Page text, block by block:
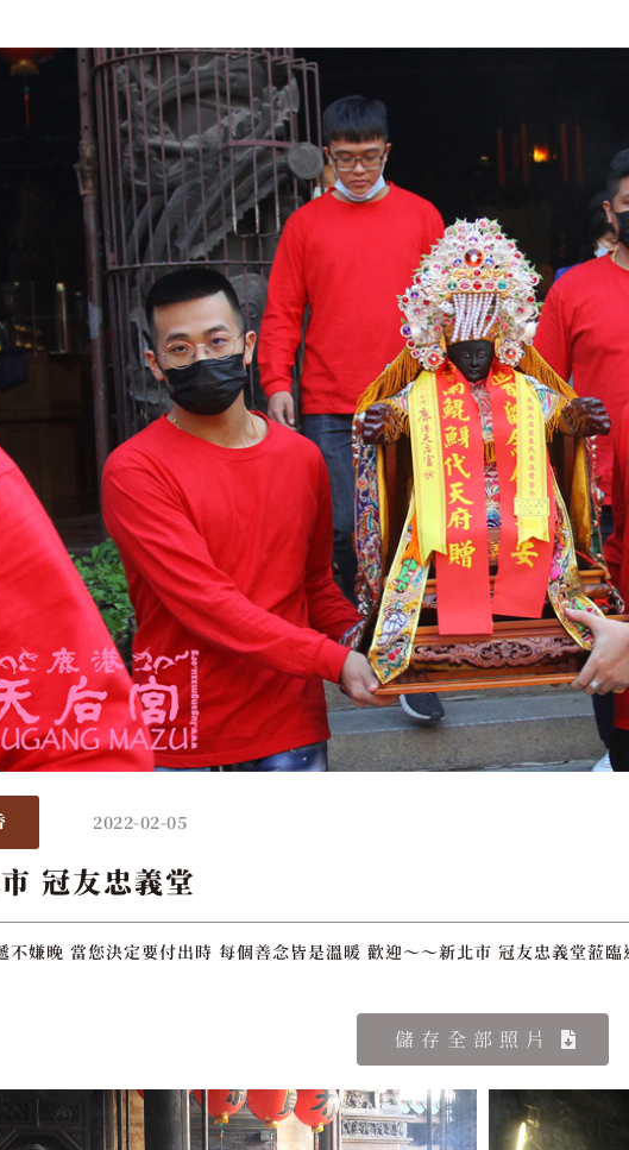
2022-02-05
冠友忠義堂
不嫌晚 當您決定要付出時 每個善念皆是溫暖 歡迎～～新北市 冠友忠義堂蒞臨
儲存全部照片